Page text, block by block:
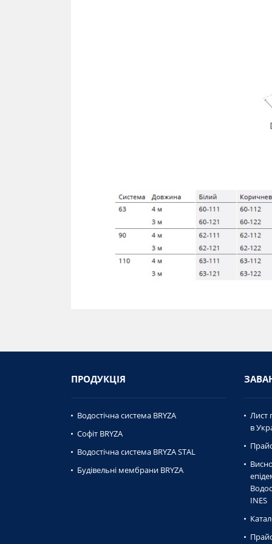
ПРОДУКЦІЯ
Водостічна система BRYZA
Софіт BRYZA
Водостічна система BRYZA STAL
Будівельні мембрани BRYZA
Лист
в
INES